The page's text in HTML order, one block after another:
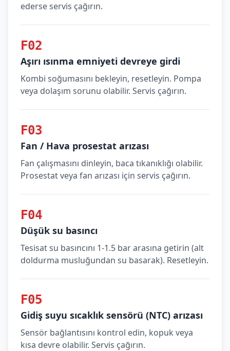
ederse servis çağırın.
F02
Aşırı ısınma emniyeti devreye girdi
Kombi soğumasını bekleyin, resetleyin. Pompa
veya dolaşım sorunu olabilir. Servis çağırın.
F03
Fan / Hava prosestat arızası
Fan çalışmasını dinleyin, baca tıkanıklığı olabilir.
Prosestat veya fan arızası için servis çağırın.
F04
Düşük su basıncı
Tesisat su basıncını 1-1.5 bar arasına getirin (alt
doldurma musluğundan su basarak). Resetleyin.
F05
Gidiş suyu sıcaklık sensörü (NTC) arızası
Sensör bağlantısını kontrol edin, kopuk veya
kısa devre olabilir. Servis çağırın.